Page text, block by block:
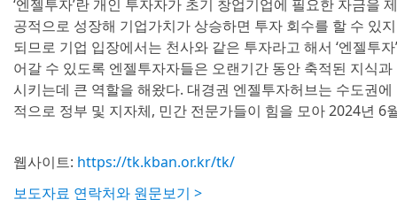
‘엔젤투자’란 개인 투자자가 초기 창업기업에 필요한 자금을
공적으로 성장해 기업가치가 상승하면 투자 회수를 할 수 있
되므로 기업 입장에서는 천사와 같은 투자라고 해서 ‘엔젤투
어갈 수 있도록 엔젤투자자들은 오랜기간 동안 축적된 지식
시키는데 큰 역할을 해왔다. 대경권 엔젤투자허브는 수도권
적으로 정부 및 지자체, 민간 전문가들이 힘을 모아 2024년 6
웹사이트: https://tk.kban.or.kr/tk/
보도자료 연락처와 원문보기 >